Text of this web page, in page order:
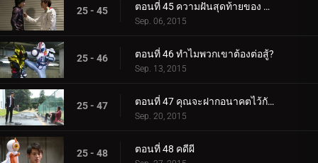
25 - 45 ตอนที่ 45 ความฝันสุดท้ายของ Roidmude คืออะไร?
Sep. 06, 2015
25 - 46 ตอนที่ 46 ทำไมพวกเขาต้องต่อสู้?
Sep. 13, 2015
25 - 47 ตอนที่ 47 คุณจะฝากอนาคตไว้กับใครเพื่อนของฉัน?
Sep. 20, 2015
25 - 48 ตอนที่ 48 คดีผี